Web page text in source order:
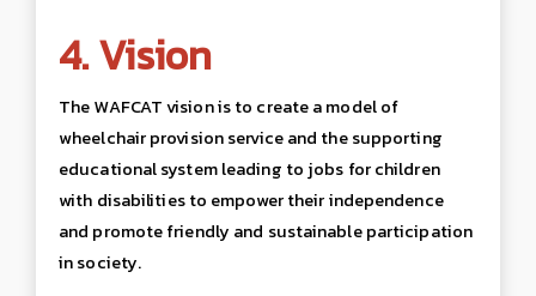
4. Vision
The WAFCAT vision is to create a model of
wheelchair provision service and the supporting
educational system leading to jobs for children
with disabilities to empower their independence
and promote friendly and sustainable participation
in society.